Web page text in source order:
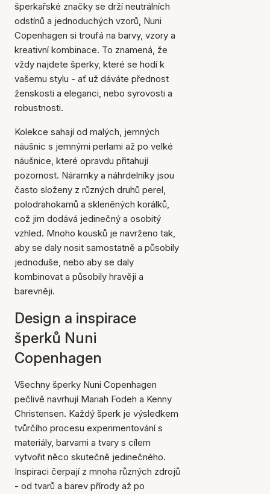
šperkařské značky se drží neutrálních
odstínů a jednoduchých vzorů, Nuni
Copenhagen si troufá na barvy, vzory a
kreativní kombinace. To znamená, že
vždy najdete šperky, které se hodí k
vašemu stylu - ať už dáváte přednost
ženskosti a eleganci, nebo syrovosti a
robustnosti.
Kolekce sahají od malých, jemných
náušnic s jemnými perlami až po velké
náušnice, které opravdu přitahují
pozornost. Náramky a náhrdelníky jsou
často složeny z různých druhů perel,
polodrahokamů a skleněných korálků,
což jim dodává jedinečný a osobitý
vzhled. Mnoho kousků je navrženo tak,
aby se daly nosit samostatně a působily
jednoduše, nebo aby se daly
kombinovat a působily hravěji a
barevněji.
Design a inspirace
šperků Nuni
Copenhagen
Všechny šperky Nuni Copenhagen
pečlivě navrhují Mariah Fodeh a Kenny
Christensen. Každý šperk je výsledkem
tvůrčího procesu experimentování s
materiály, barvami a tvary s cílem
vytvořit něco skutečně jedinečného.
Inspiraci čerpají z mnoha různých zdrojů
- od tvarů a barev přírody až po